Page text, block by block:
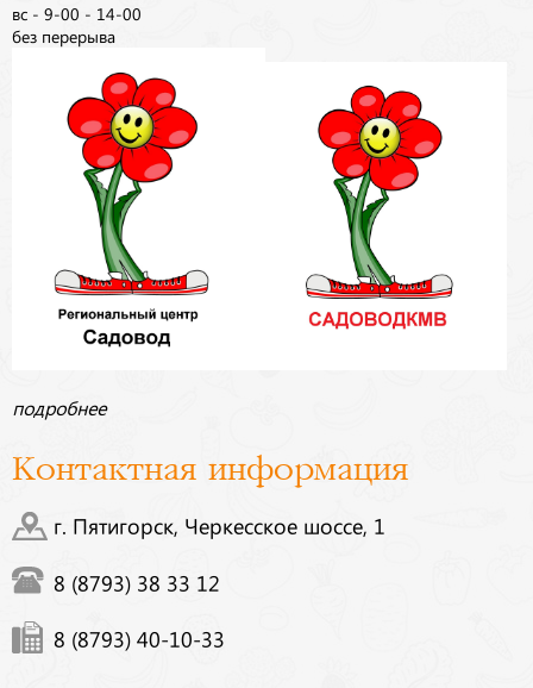
вс - 9-00 - 14-00
без перерыва
подробнее
Контактная информация
г. Пятигорск, Черкесское шоссе, 1
8 (8793) 38 33 12
8 (8793) 40-10-33